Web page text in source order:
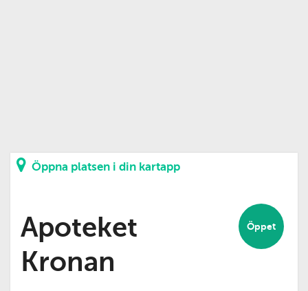
Öppna platsen i din kartapp
Öppet
Apoteket
Kronan